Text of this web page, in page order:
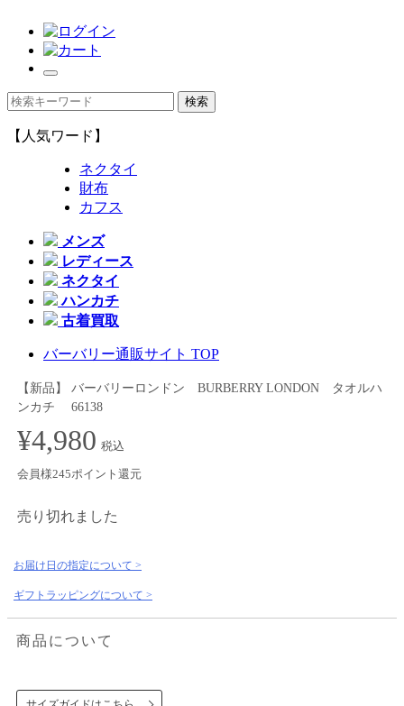
【人気ワード】
ネクタイ
財布
カフス
メンズ
レディース
ネクタイ
ハンカチ
古着買取
バーバリー通販サイト TOP
【新品】 バーバリーロンドン BURBERRY LONDON タオルハ
ンカチ 66138
¥4,980 税込
会員様245ポイント還元
売り切れました
お届け日の指定について >
ギフトラッピングについて >
商品について